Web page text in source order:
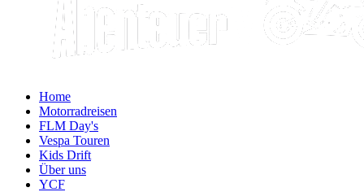
Home
Motorradreisen
FLM Day's
Vespa Touren
Kids Drift
Über uns
YCF